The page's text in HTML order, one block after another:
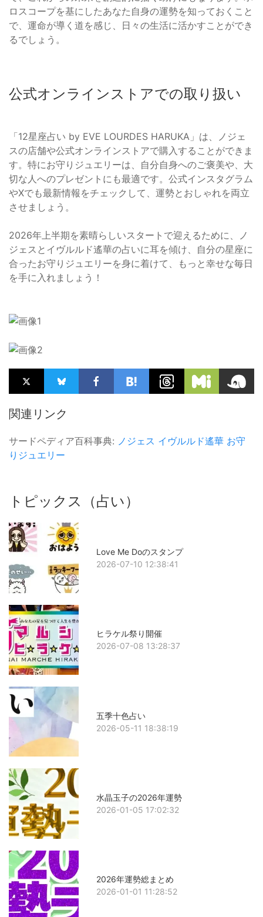
ロスコープを基にしたあなた自身の運勢を知っておくこと
で、運命が導く道を感じ、日々の生活に活かすことができ
るでしょう。
公式オンラインストアでの取り扱い
「12星座占い by EVE LOURDES HARUKA」は、ノジェ
スの店舗や公式オンラインストアで購入することができま
す。特にお守りジュエリーは、自分自身へのご褒美や、大
切な人へのプレゼントにも最適です。公式インスタグラム
やXでも最新情報をチェックして、運勢とおしゃれを両立
させましょう。
2026年上半期を素晴らしいスタートで迎えるために、ノ
ジェスとイヴルルド遙華の占いに耳を傾け、自分の星座に
合ったお守りジュエリーを身に着けて、もっと幸せな毎日
を手に入れましょう！
関連リンク
サードペディア百科事典: ノジェス イヴルルド遙華 お守
りジュエリー
トピックス（占い）
Love Me Doのスタンプ
2026-07-10 12:38:41
ヒラケル祭り開催
2026-07-08 13:28:37
五季十色占い
2026-05-11 18:38:19
水晶玉子の2026年運勢
2026-01-05 17:02:32
2026年運勢総まとめ
2026-01-01 11:28:52